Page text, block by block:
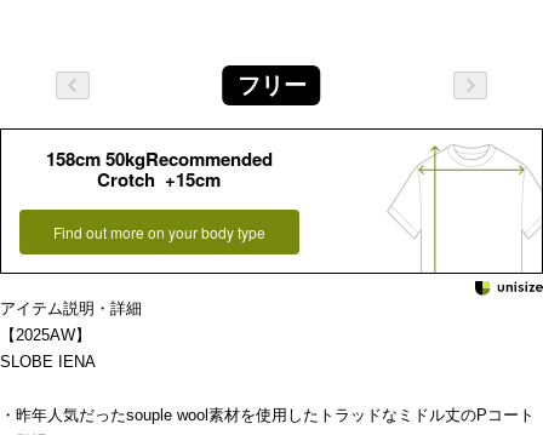
フリー
158cm 50kgRecommended
Crotch +15cm
Find out more on your body type
アイテム説明・詳細
【2025AW】
SLOBE IENA
・昨年人気だったsouple wool素材を使用したトラッドなミドル丈のPコート